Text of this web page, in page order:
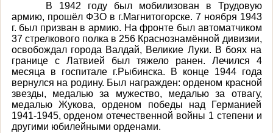
В 1942 году был мобилизован в Трудовую
армию, прошёл ФЗО в г.Магнитогорске. 7 ноября 1943
г. был призван в армию. На фронте был автоматчиком
37 стрелкового полка в 256 Краснознамённой дивизии,
освобождал города Валдай, Великие Луки. В боях на
границе с Латвией был тяжело ранен. Лечился 4
месяца в госпитале г.Рыбинска. В конце 1944 года
вернулся на родину. Был награжден: орденом красной
звезды, медалью за мужество, медалью за отвагу,
медалью Жукова, орденом победы над Германией
1941-1945, орденом отечественной войны 1 степени и
другими юбилейными орденами.